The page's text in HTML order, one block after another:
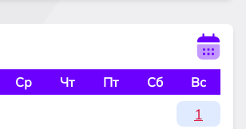
Ср Чт Пт Сб Вс
1